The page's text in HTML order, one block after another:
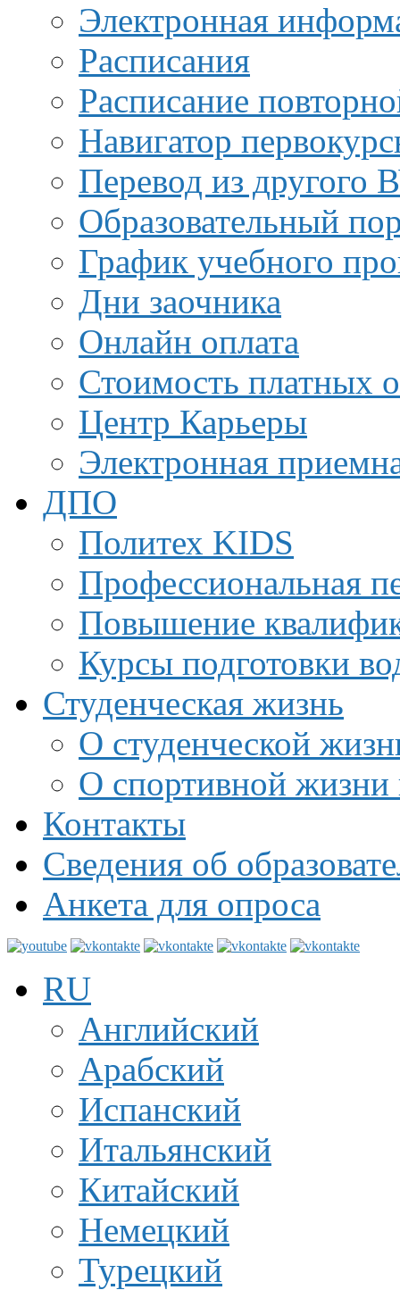
Электронная
Расписания
Расписание
Навигатор
Перевод из другого
Образовательный
График учебного
Дни заочника
Онлайн оплата
Стоимость платных
Центр Карьеры
Электронная
ДПО
Политех KIDS
Профессиональная
Повышение
Курсы подготовки
Студенческая жизнь
О студенческой
О спортивной жизни
Контакты
Сведения об
Анкета для опроса
RU
Английский
Арабский
Испанский
Итальянский
Китайский
Немецкий
Турецкий